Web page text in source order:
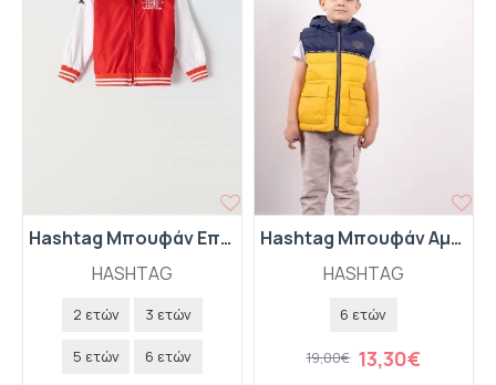
HASHTAG
Hashtag Μπουφάν Εποχιακό 242815 Κόκκινο
2 ετών 3 ετών
5 ετών 6 ετών
HASHTAG
Hashtag Μπουφάν Αμάνικο 242818 Κίτρινο
6 ετών
13,30€
19,00€